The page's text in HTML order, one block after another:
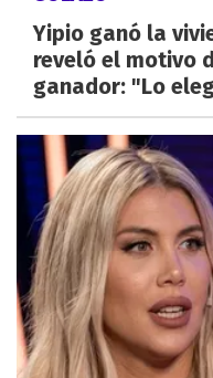
Yipio ganó la
reveló el motivo
ganador: "Lo